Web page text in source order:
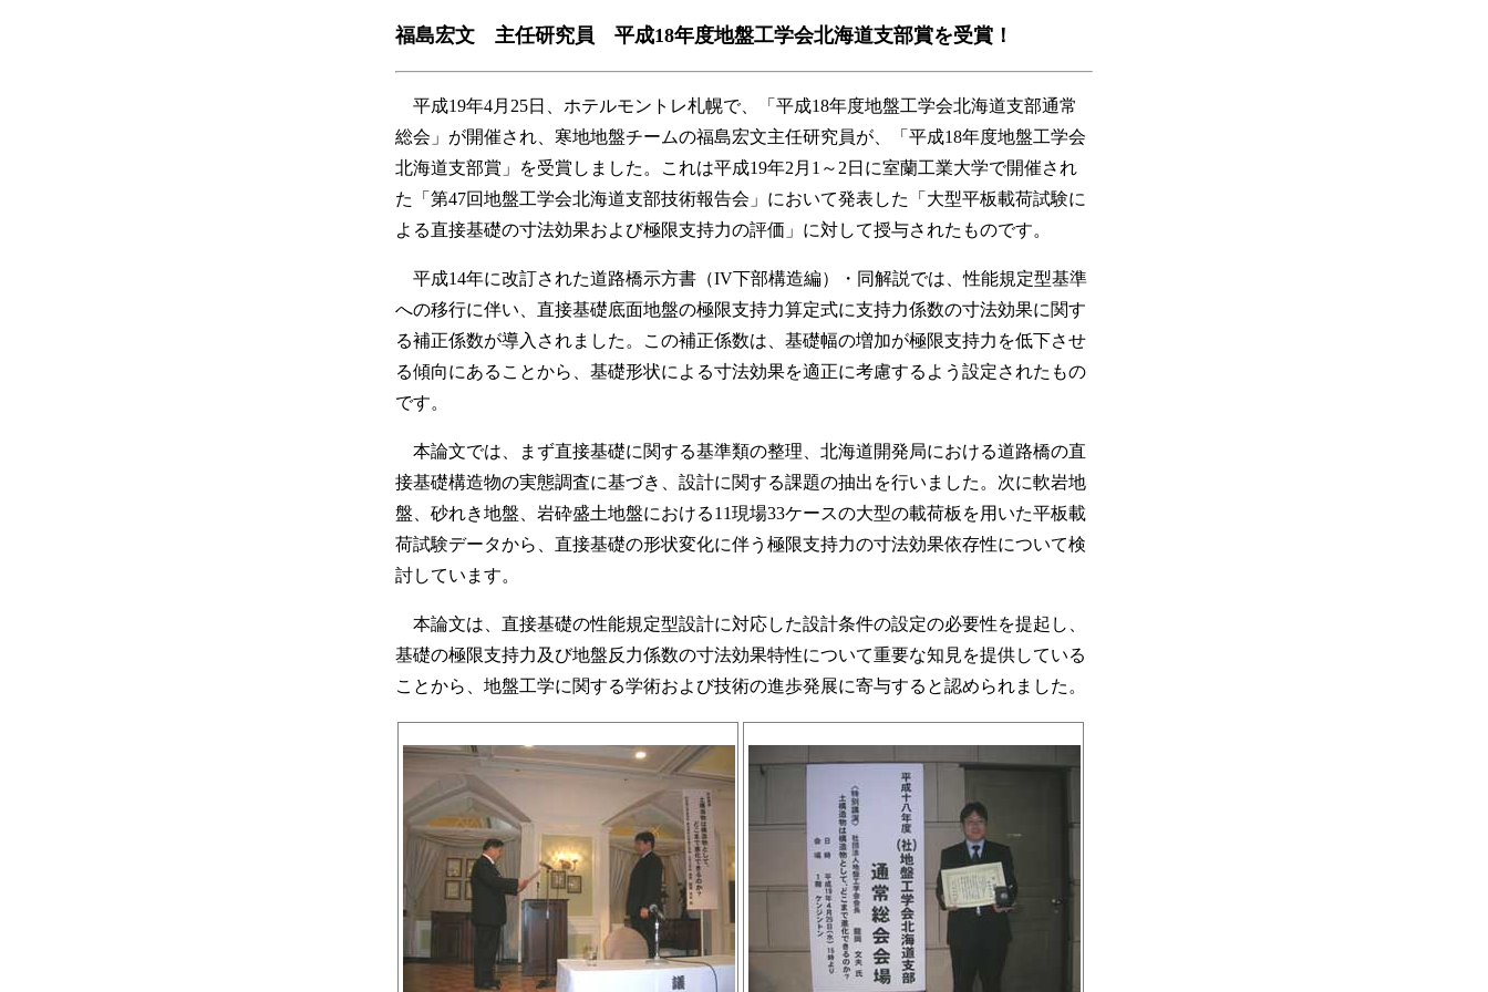
福島宏文 主任研究員 平成18年度地盤工学会北海道支部賞を受賞！
平成19年4月25日、ホテルモントレ札幌で、「平成18年度地盤工学会北海道支部通常
総会」が開催され、寒地地盤チームの福島宏文主任研究員が、「平成18年度地盤工学会
北海道支部賞」を受賞しました。これは平成19年2月1～2日に室蘭工業大学で開催され
た「第47回地盤工学会北海道支部技術報告会」において発表した「大型平板載荷試験に
よる直接基礎の寸法効果および極限支持力の評価」に対して授与されたものです。
平成14年に改訂された道路橋示方書（IV下部構造編）・同解説では、性能規定型基準
への移行に伴い、直接基礎底面地盤の極限支持力算定式に支持力係数の寸法効果に関す
る補正係数が導入されました。この補正係数は、基礎幅の増加が極限支持力を低下させ
る傾向にあることから、基礎形状による寸法効果を適正に考慮するよう設定されたもの
です。
本論文では、まず直接基礎に関する基準類の整理、北海道開発局における道路橋の直
接基礎構造物の実態調査に基づき、設計に関する課題の抽出を行いました。次に軟岩地
盤、砂れき地盤、岩砕盛土地盤における11現場33ケースの大型の載荷板を用いた平板載
荷試験データから、直接基礎の形状変化に伴う極限支持力の寸法効果依存性について検
討しています。
本論文は、直接基礎の性能規定型設計に対応した設計条件の設定の必要性を提起し、
基礎の極限支持力及び地盤反力係数の寸法効果特性について重要な知見を提供している
ことから、地盤工学に関する学術および技術の進歩発展に寄与すると認められました。